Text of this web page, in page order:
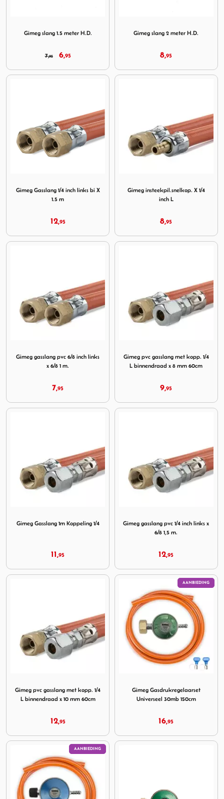
Gimeg slang 1.5 meter H.D.
7,95 6,95
Gimeg slang 2 meter H.D.
8,95
Gimeg Gasslang 1/4 inch links bi X
1.5 m
12,95
Gimeg insteekpil.snelkop. X 1/4
inch L
8,95
Gimeg gasslang pvc 6/8 inch links
x 6/8 1 m.
7,95
Gimeg pvc gasslang met kopp. 1/4
L binnendraad x 8 mm 60cm
9,95
Gimeg Gasslang 1m Koppeling 1/4
11,95
Gimeg gasslang pvc 1/4 inch links x
6/8 1,5 m.
12,95
Gimeg pvc gasslang met kopp. 1/4
L binnendraad x 10 mm 60cm
12,95
AANBIEDING
Gimeg Gasdrukregelaarset
Universeel 30mb 150cm
16,95
AANBIEDING